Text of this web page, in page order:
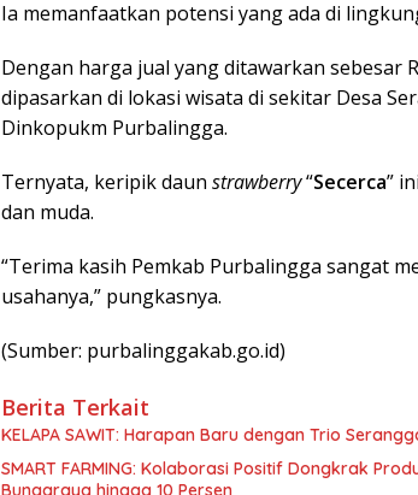
Ia memanfaatkan potensi yang ada di
Dengan harga jual yang ditawarkan sebesar
dipasarkan di lokasi wisata di sekitar Desa
Dinkopukm Purbalingga.
Ternyata, keripik daun strawberry“Secerca”
dan muda.
“Terima kasih Pemkab Purbalingga sangat
usahanya,” pungkasnya.
(Sumber: purbalinggakab.go.id)
Berita Terkait
KELAPA SAWIT: Harapan Baru dengan Trio
SMART FARMING: Kolaborasi Positif Dongkrak
Bungaraya hingga 10 Persen